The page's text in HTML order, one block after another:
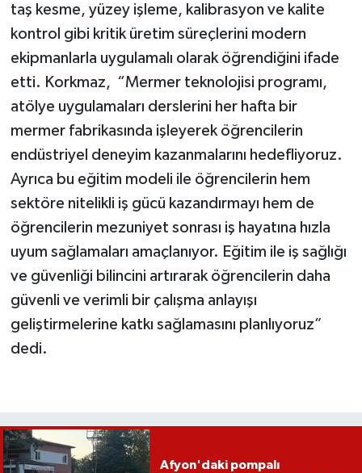
taş kesme, yüzey işleme, kalibrasyon ve kalite
kontrol gibi kritik üretim süreçlerini modern
ekipmanlarla uygulamalı olarak öğrendiğini ifade
etti. Korkmaz, “Mermer teknolojisi programı,
atölye uygulamaları derslerini her hafta bir
mermer fabrikasında işleyerek öğrencilerin
endüstriyel deneyim kazanmalarını hedefliyoruz.
Ayrıca bu eğitim modeli ile öğrencilerin hem
sektöre nitelikli iş gücü kazandırmayı hem de
öğrencilerin mezuniyet sonrası iş hayatına hızla
uyum sağlamaları amaçlanıyor. Eğitim ile iş sağlığı
ve güvenliği bilincini artırarak öğrencilerin daha
güvenli ve verimli bir çalışma anlayışı
geliştirmelerine katkı sağlamasını planlıyoruz”
dedi.
Afyon'daki pompalı